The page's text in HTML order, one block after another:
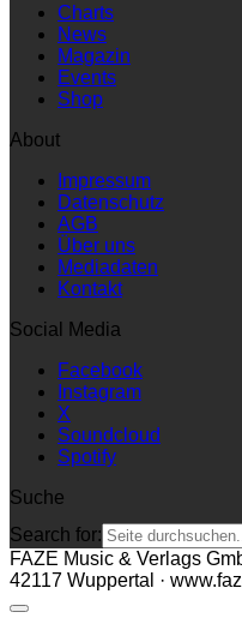
Charts
News
Magazin
Events
Shop
About
Impressum
Datenschutz
AGB
Über uns
Mediadaten
Kontakt
Social Media
Facebook
Instagram
X
Soundcloud
Spotify
Suche
Search for:
FAZE Music & Verlags
42117 Wuppertal ·